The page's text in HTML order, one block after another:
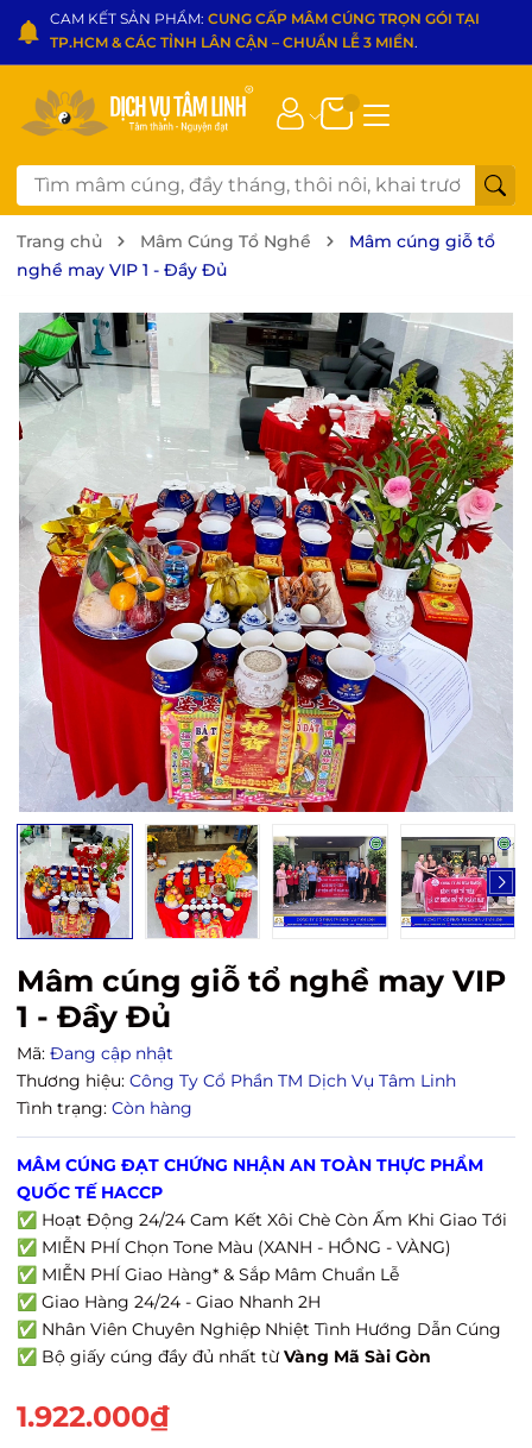
CAM KẾT SẢN PHẨM: CUNG CẤP MÂM CÚNG TRỌN GÓI TẠI
TP.HCM & CÁC TỈNH LÂN CẬN – CHUẨN LỄ 3 MIỀN.
Trang chủ Mâm Cúng Tổ Nghề
Mâm cúng giỗ tổ
nghề may VIP 1 - Đầy Đủ
Mâm cúng giỗ tổ nghề may VIP
1 - Đầy Đủ
Mã: Đang cập nhật
Thương hiệu: Công Ty Cổ Phần TM Dịch Vụ Tâm Linh
Tình trạng: Còn hàng
MÂM CÚNG ĐẠT CHỨNG NHẬN AN TOÀN THỰC PHẨM
QUỐC TẾ HACCP
✅ Hoạt Động 24/24 Cam Kết Xôi Chè Còn Ấm Khi Giao Tới
✅ MIỄN PHÍ Chọn Tone Màu (XANH - HỒNG - VÀNG)
✅ MIỄN PHÍ Giao Hàng* & Sắp Mâm Chuẩn Lễ
✅ Giao Hàng 24/24 - Giao Nhanh 2H
✅ Nhân Viên Chuyên Nghiệp Nhiệt Tình Hướng Dẫn Cúng
✅ Bộ giấy cúng đầy đủ nhất từVàng Mã Sài Gòn
1.922.000₫